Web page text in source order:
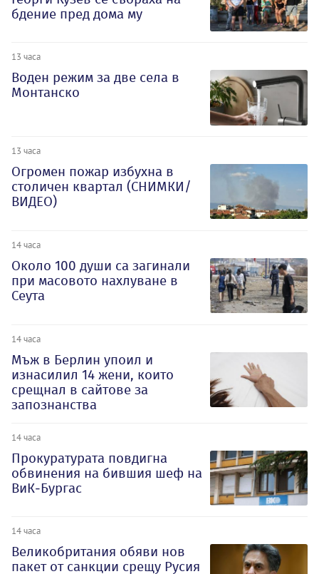
бдение пред дома му
13 часа
Воден режим за две села в
Монтанско
13 часа
Огромен пожар избухна в
столичен квартал (СНИМКИ/
ВИДЕО)
14 часа
Около 100 души са загинали
при масовото нахлуване в
Сеута
14 часа
Мъж в Берлин упоил и
изнасилил 14 жени, които
срещнал в сайтове за
запознанства
14 часа
Прокуратурата повдигна
обвинения на бившия шеф на
ВиК-Бургас
14 часа
Великобритания обяви нов
пакет от санкции срещу Русия